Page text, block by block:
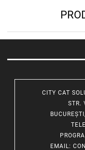
CITY CAT
STR.
EMAIL: